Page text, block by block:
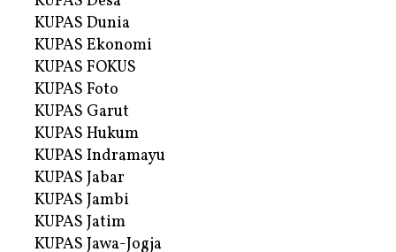
KUPAS Dunia
KUPAS Ekonomi
KUPAS FOKUS
KUPAS Foto
KUPAS Garut
KUPAS Hukum
KUPAS Indramayu
KUPAS Jabar
KUPAS Jambi
KUPAS Jatim
KUPAS Jawa-Jogja